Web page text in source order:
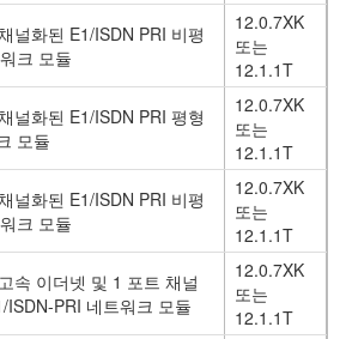
널화된 E1/ISDN PRI 비평
크 모듈
12.0.7XK
또는
12.1.1T
널화된 E1/ISDN PRI 평형
모듈
12.0.7XK
또는
12.1.1T
널화된 E1/ISDN PRI 비평
크 모듈
12.0.7XK
또는
12.1.1T
속 이더넷 및 1 포트 채널
ISDN-PRI 네트워크 모듈
12.0.7XK
또는
12.1.1T